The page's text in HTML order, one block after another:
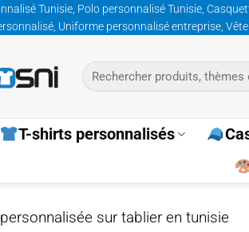
Tunisie, Polo personnalisé Tunisie,
Uniforme personnalisé entreprise,
Recherche
pour :
T-shirts personnalisés
sur tablier en tunisie